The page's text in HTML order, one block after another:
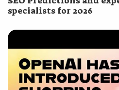
specialists for 2026